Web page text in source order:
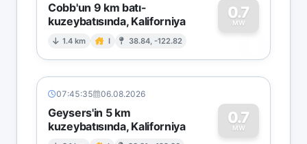
Cobb'un 9 km batı-
kuzeybatısında, Kaliforniya
1.4 km I 38.84, -122.82
0.7
MW
0
07:45:35 06.08.2026
Geysers'in 5 km
kuzeybatısında, Kaliforniya
0.7
MW